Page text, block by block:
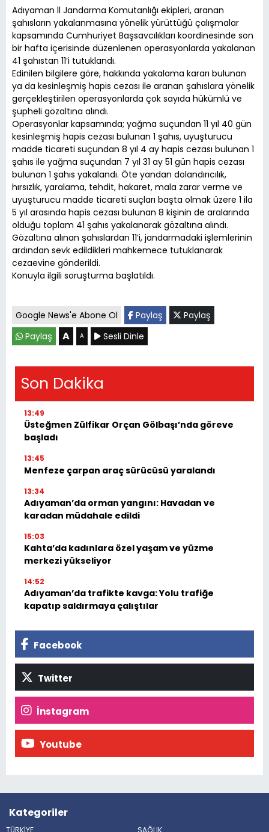
Adıyaman İl Jandarma Komutanlığı ekipleri, aranan
şahısların yakalanmasına yönelik yürüttüğü çalışmalar
kapsamında Cumhuriyet Başsavcılıkları koordinesinde son
bir hafta içerisinde düzenlenen operasyonlarda yakalanan
41 şahıstan 11’i tutuklandı.
Edinilen bilgilere göre, hakkında yakalama kararı bulunan
ya da kesinleşmiş hapis cezası ile aranan şahıslara yönelik
gerçekleştirilen operasyonlarda çok sayıda hükümlü ve
şüpheli gözaltına alındı.
Operasyonlar kapsamında; yağma suçundan 11 yıl 40 gün
kesinleşmiş hapis cezası bulunan 1 şahıs, uyuşturucu
madde ticareti suçundan 8 yıl 4 ay hapis cezası bulunan 1
şahıs ile yağma suçundan 7 yıl 31 ay 51 gün hapis cezası
bulunan 1 şahıs yakalandı. Öte yandan dolandırıcılık,
hırsızlık, yaralama, tehdit, hakaret, mala zarar verme ve
uyuşturucu madde ticareti suçları başta olmak üzere 1 ila
5 yıl arasında hapis cezası bulunan 8 kişinin de aralarında
olduğu toplam 41 şahıs yakalanarak gözaltına alındı.
Gözaltına alınan şahıslardan 11’i, jandarmadaki işlemlerinin
ardından sevk edildikleri mahkemece tutuklanarak
cezaevine gönderildi.
Konuyla ilgili soruşturma başlatıldı.
Google News'e Abone Ol Paylaş
Paylaş
Paylaş
A A Sesli Dinle
Son Dakika
13:49
Üsteğmen Zülfikar Orçan Gölbaşı’nda göreve
başladı
13:45
Menfeze çarpan araç sürücüsü yaralandı
13:34
Adıyaman’da orman yangını: Havadan ve
karadan müdahale edildi
15:03
Kahta’da kadınlara özel yaşam ve yüzme
merkezi yükseliyor
14:52
Adıyaman’da trafikte kavga: Yolu trafiğe
kapatıp saldırmaya çalıştılar
Facebook
Twitter
İnstagram
Youtube
Kategoriler